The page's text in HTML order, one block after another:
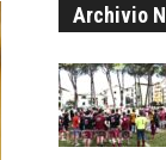
Archivio